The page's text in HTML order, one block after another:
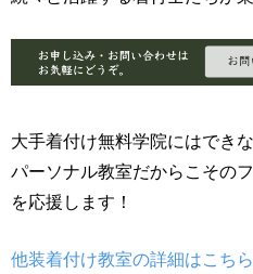
大手着付け無料学院にはできな
パーソナル教室だからこその
を応援します！
他装着付け教室の詳細はこちら